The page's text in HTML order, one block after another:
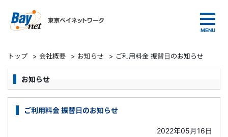
トップ > 会社概要 > お知らせ > ご利用料金 振替日のお知らせ
お知らせ
ご利用料金 振替日のお知らせ
2022年05月16日